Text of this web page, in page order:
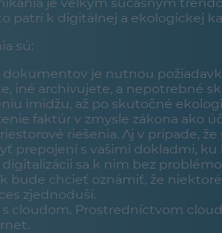
patrí k digitálnej a ekologickej
sú:
dokumentov je nutnou
iné archivujete, a nepotrebné
imidžu, až po skutočné
faktúr v zmysle zákona ako
riešenia. Aj v prípade,
prepojení s vašimi dokladmi,
sa k nim bez
bude chcieť oznámiť, že
zjednoduší.
s cloudom. Prostredníctvom